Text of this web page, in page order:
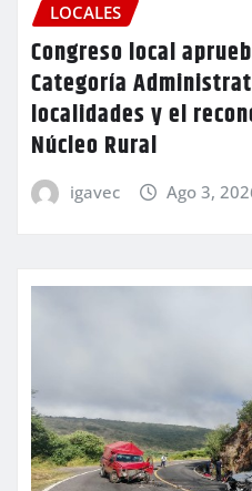
LOCALES
Congreso local
Categoría
localidades y el
Núcleo Rural
igavec Ago 3,